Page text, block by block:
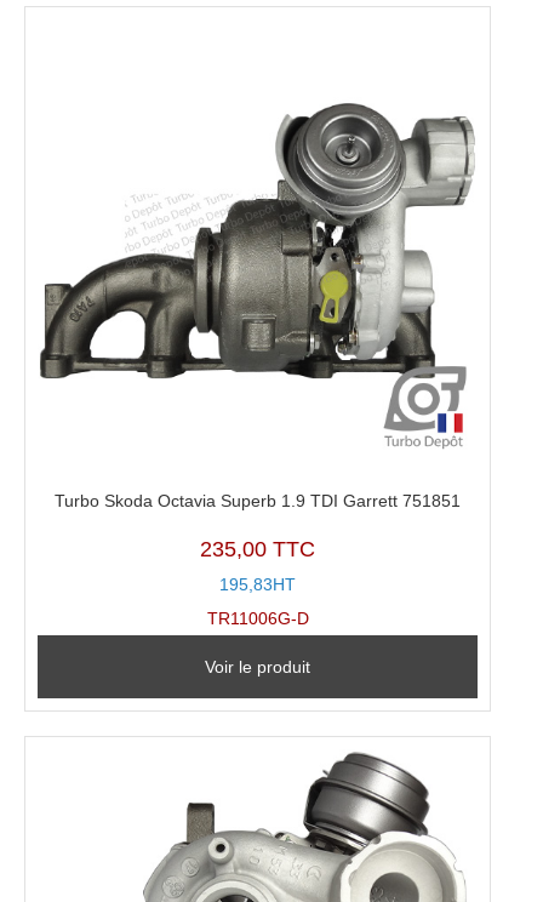
Turbo Skoda Octavia Superb 1.9 TDI Garrett 751851
235,00 TTC
195,83HT
TR11006G-D
Voir le produit